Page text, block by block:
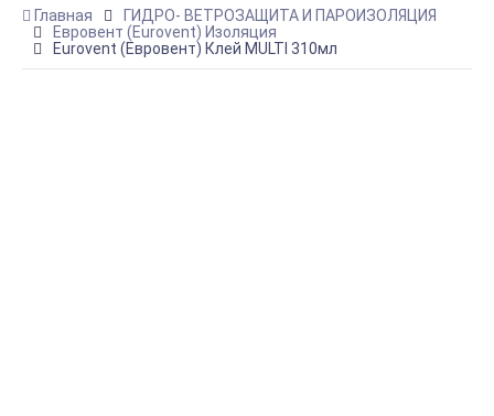
Главная
ГИДРО- ВЕТРОЗАЩИТА И ПАРОИЗОЛЯЦИЯ
Евровент (Eurovent) Изоляция
Eurovent (Евровент) Клей MULTI 310мл